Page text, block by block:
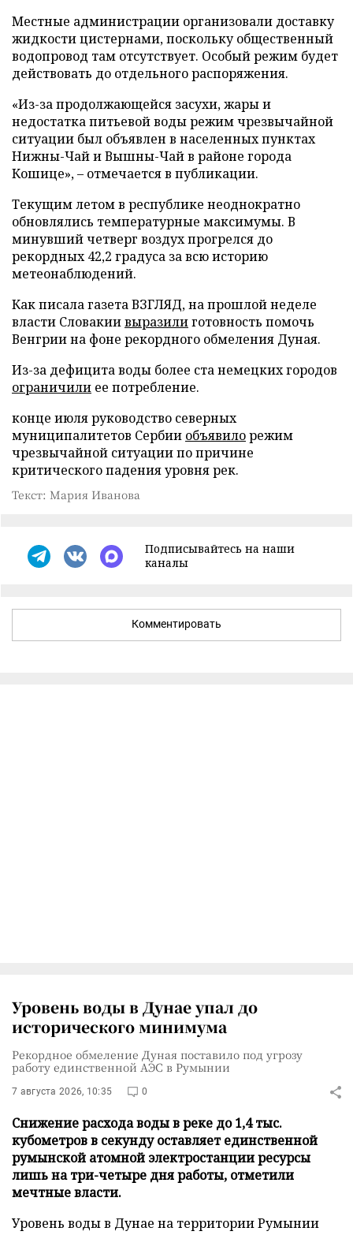
Местные администрации организовали доставку
жидкости цистернами, поскольку общественный
водопровод там отсутствует. Особый режим будет
действовать до отдельного распоряжения.
«Из-за продолжающейся засухи, жары и
недостатка питьевой воды режим чрезвычайной
ситуации был объявлен в населенных пунктах
Нижны-Чай и Вышны-Чай в районе города
Кошице», – отмечается в публикации.
Текущим летом в республике неоднократно
обновлялись температурные максимумы. В
минувший четверг воздух прогрелся до
рекордных 42,2 градуса за всю историю
метеонаблюдений.
Как писала газета ВЗГЛЯД, на прошлой неделе
власти Словакиивыразилиготовность помочь
Венгрии на фоне рекордного обмеления Дуная.
Из-за дефицита воды более ста немецких городов
ограничили ее потребление.
конце июля руководство северных
муниципалитетов Сербии объявилорежим
чрезвычайной ситуации по причине
критического падения уровня рек.
Текст: Мария Иванова
Подписывайтесь на наши
каналы
Комментировать
Уровень воды в Дунае упал до
исторического минимума
Рекордное обмеление Дуная поставило под угрозу
работу единственной АЭС в Румынии
7 августа 2026, 10:35 0
Снижение расхода воды в реке до 1,4 тыс.
кубометров в секунду оставляет единственной
румынской атомной электростанции ресурсы
лишь на три-четыре дня работы, отметили
мечтные власти.
Уровень воды в Дунае на территории Румынии